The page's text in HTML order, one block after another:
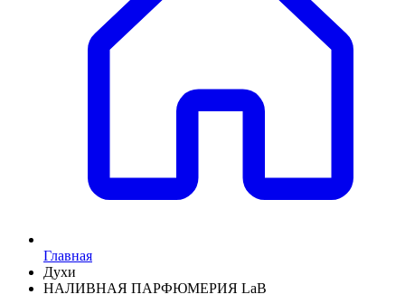
Главная
Духи
НАЛИВНАЯ ПАРФЮМЕРИЯ LaB